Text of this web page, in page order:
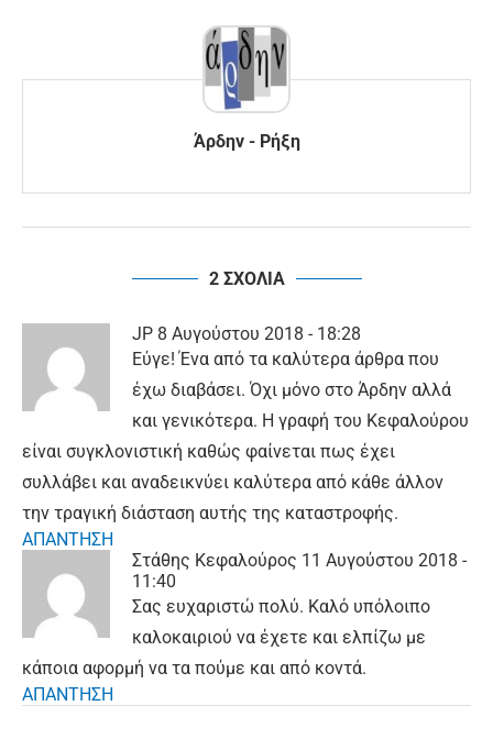
Άρδην - Ρήξη
2 ΣΧΟΛΙΑ
JP 8 Αυγούστου 2018 - 18:28
Εύγε! Ένα από τα καλύτερα άρθρα που
έχω διαβάσει. Όχι μόνο στο Άρδην αλλά
και γενικότερα. Η γραφή του Κεφαλούρου
είναι συγκλονιστική καθώς φαίνεται πως έχει
συλλάβει και αναδεικνύει καλύτερα από κάθε άλλον
την τραγική διάσταση αυτής της καταστροφής.
ΑΠΑΝΤΗΣΗ
Στάθης Κεφαλούρος 11 Αυγούστου 2018 -
11:40
Σας ευχαριστώ πολύ. Καλό υπόλοιπο
καλοκαιριού να έχετε και ελπίζω με
κάποια αφορμή να τα πούμε και από κοντά.
ΑΠΑΝΤΗΣΗ